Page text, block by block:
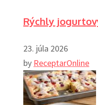
Rýchly
23. júla 2026
by ReceptarOnline